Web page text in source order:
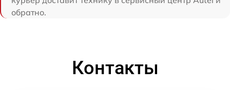
обратно.
Контакты